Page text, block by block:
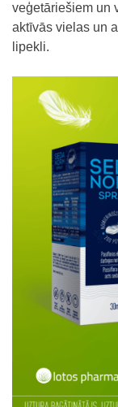
veģetāriešiem un
aktīvās vielas un
lipekli.